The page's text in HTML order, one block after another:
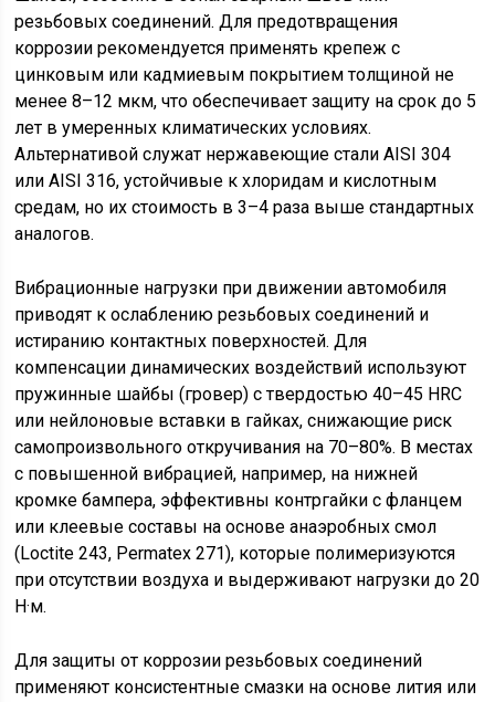
резьбовых соединений. Для предотвращения
коррозии рекомендуется применять крепеж с
цинковым или кадмиевым покрытием толщиной не
менее 8–12 мкм, что обеспечивает защиту на срок до 5
лет в умеренных климатических условиях.
Альтернативой служат нержавеющие стали AISI 304
или AISI 316, устойчивые к хлоридам и кислотным
средам, но их стоимость в 3–4 раза выше стандартных
аналогов.
Вибрационные нагрузки при движении автомобиля
приводят к ослаблению резьбовых соединений и
истиранию контактных поверхностей. Для
компенсации динамических воздействий используют
пружинные шайбы (гровер) с твердостью 40–45 HRC
или нейлоновые вставки в гайках, снижающие риск
самопроизвольного откручивания на 70–80%. В местах
с повышенной вибрацией, например, на нижней
кромке бампера, эффективны контргайки с фланцем
или клеевые составы на основе анаэробных смол
(Loctite 243, Permatex 271), которые полимеризуются
при отсутствии воздуха и выдерживают нагрузки до 20
Н·м.
Для защиты от коррозии резьбовых соединений
применяют консистентные смазки на основе лития или